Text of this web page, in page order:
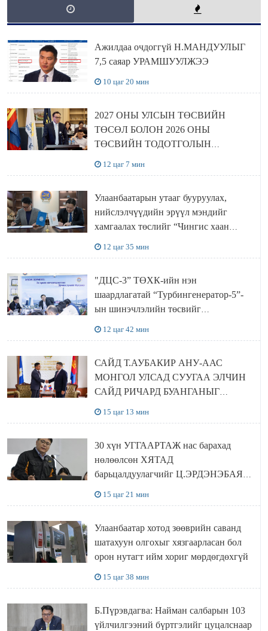
Ажилдаа очдоггүй Н.МАНДУУЛЫГ
7,5 саяар УРАМШУУЛЖЭЭ
10 цаг 20 мин
2027 ОНЫ УЛСЫН ТӨСВИЙН
ТӨСӨЛ БОЛОН 2026 ОНЫ
ТӨСВИЙН ТОДОТГОЛЫН
12 цаг 7 мин
Улаанбаатарын утааг бууруулах,
нийслэлчүүдийн эрүүл мэндийг
хамгаалах төслийг “Чингис хаан
12 цаг 35 мин
"ДЦС-3” ТӨХК-ийн нэн
шаардлагатай “Турбингенератор-5”-
ын шинэчлэлийн төсвийг
12 цаг 42 мин
САЙД Т.АУБАКИР АНУ-ААС
МОНГОЛ УЛСАД СУУГАА ЭЛЧИН
САЙД РИЧАРД БУАНГАНЫГ
15 цаг 13 мин
30 хүн УГГААРТАЖ нас барахад
нөлөөлсөн ХЯТАД
барьцалдуулагчийг Ц.ЭРДЭНЭБАЯР
15 цаг 21 мин
Улаанбаатар хотод зөөврийн саванд
шатахуун олгохыг хязгаарласан бол
орон нутагт ийм хориг мөрдөгдөхгүй
15 цаг 38 мин
Б.Пүрэвдагва: Найман салбарын 103
үйлчилгээний бүртгэлийг цуцалснаар